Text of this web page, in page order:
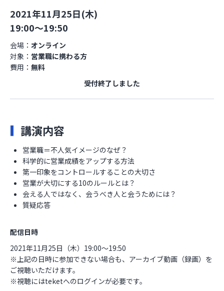
2021年11月25日(木)
19:00～19:50
会場： オンライン
対象： 営業職に携わる方
費用： 無料
受付終了しました
講演内容
営業職＝不人気イメージのなぜ？
科学的に営業成績をアップする方法
第一印象をコントロールすることの大切さ
営業が大切にする10のルールとは？
会える人ではなく、会うべき人と会うためには？
質疑応答
配信日時
2021年11月25日（木）19:00～19:50
※上記の日時に参加できない場合も、アーカイブ動画（録画）を
ご視聴いただけます。
※視聴にはteketへのログインが必要です。